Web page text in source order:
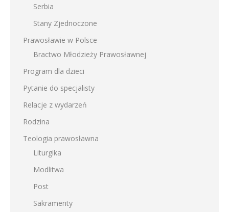
Serbia
Stany Zjednoczone
Prawosławie w Polsce
Bractwo Młodzieży Prawosławnej
Program dla dzieci
Pytanie do specjalisty
Relacje z wydarzeń
Rodzina
Teologia prawosławna
Liturgika
Modlitwa
Post
Sakramenty